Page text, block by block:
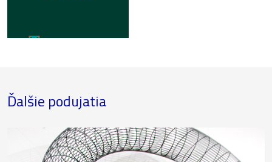
Ďalšie podujatia